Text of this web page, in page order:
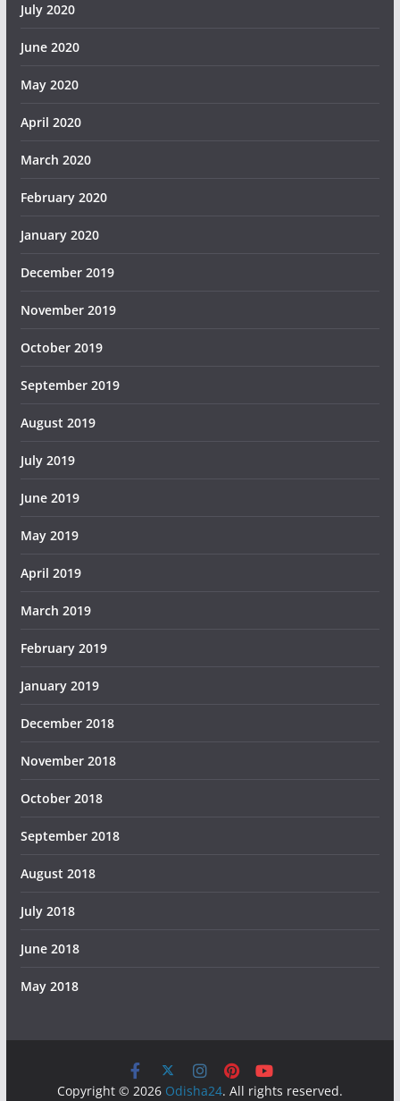
July 2020
June 2020
May 2020
April 2020
March 2020
February 2020
January 2020
December 2019
November 2019
October 2019
September 2019
August 2019
July 2019
June 2019
May 2019
April 2019
March 2019
February 2019
January 2019
December 2018
November 2018
October 2018
September 2018
August 2018
July 2018
June 2018
May 2018
Copyright © 2026 Odisha24. All rights reserved.